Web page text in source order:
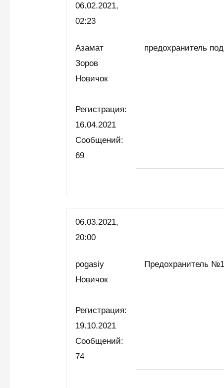
06.02.2021,
02:23
Азамат
Зоров
Новичок
Регистрация:
16.04.2021
Сообщений:
69
предохранитель
06.03.2021,
20:00
pogasiy
Новичок
Регистрация:
19.10.2021
Сообщений:
74
Предохранитель